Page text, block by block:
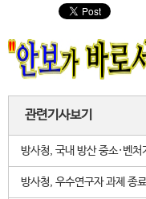
관련기사보기
방사청, 국내 방산 중소·벤처
방사청, 우수연구자 과제 종